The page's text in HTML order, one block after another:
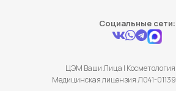
Социальные сети:
ЦЭМ Ваши Лица | Косметология
Медицинская лицензия Л041-